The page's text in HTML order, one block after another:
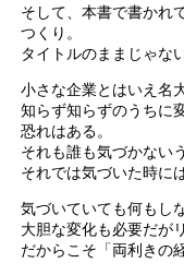
そして、本書で書かれ
つくり。
タイトルのままじゃな
小さな企業とはいえ名
知らず知らずのうちに
恐れはある。
それも誰も気づかない
それでは気づいた時に
気づいていても何もし
大胆な変化も必要だが
だからこそ「両利きの